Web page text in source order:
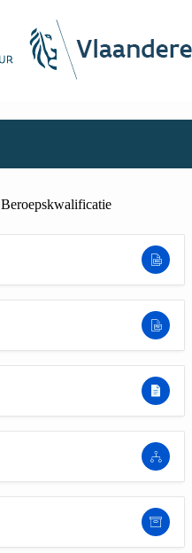
Beroepskwalificatie